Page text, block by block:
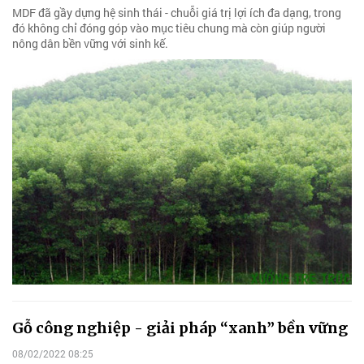
MDF đã gầy dựng hệ sinh thái - chuỗi giá trị lợi ích đa dạng, trong
đó không chỉ đóng góp vào mục tiêu chung mà còn giúp người
nông dân bền vững với sinh kế.
Gỗ công nghiệp - giải pháp “xanh” bền vững
08/02/2022 08:25